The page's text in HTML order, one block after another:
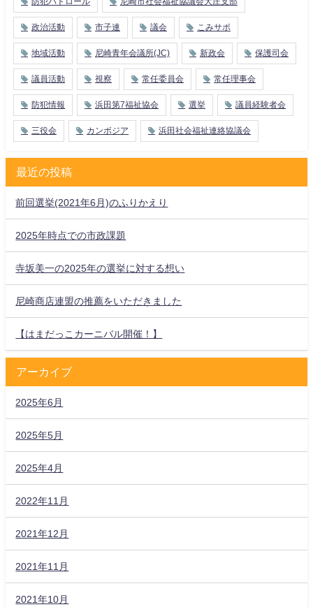
政治活動 市子連 議会 こみサポ
地域活動 尼崎青年会議所(JC) 新政会 保護司会
議員活動 視察 常任委員会 常任理事会
防犯情報 浜田第7福祉協会 選挙 議員経験者会
三役会 カンボジア 浜田社会福祉連絡協議会
最近の投稿
前回選挙(2021年6月)のふりかえり
2025年時点での市政課題
寺坂美一の2025年の選挙に対する想い
尼崎商店連盟の推薦をいただきました
【はまだっこカーニバル開催！】
アーカイブ
2025年6月
2025年5月
2025年4月
2022年11月
2021年12月
2021年11月
2021年10月